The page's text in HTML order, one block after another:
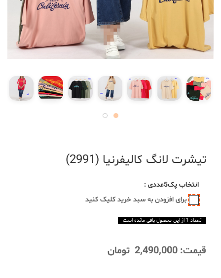
تیشرت لانگ کالیفرنیا (2991)
انتخاب پک5عددی
:
برای افزودن به سبد خرید کلیک کنید
تعداد 1 از این محصول باقی مانده است
قیمت: 2,490,000 تومان